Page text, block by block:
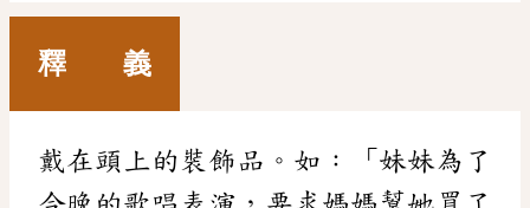
釋 義
戴在頭上的裝飾品。如：「妹妹為了